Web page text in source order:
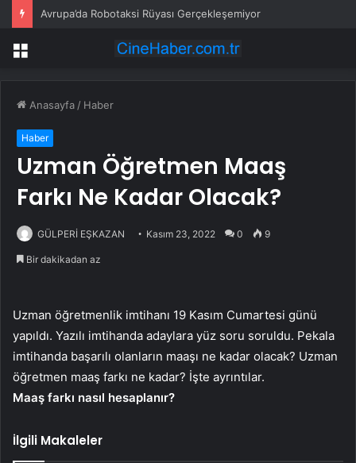
Avrupa’da Robotaksi Rüyası Gerçekleşemiyor
Menü
Anasayfa / Haber
Haber
Uzman Öğretmen Maaş
Farkı Ne Kadar Olacak?
GÜLPERİ EŞKAZAN Kasım 23, 2022 0 9
Bir dakikadan az
Uzman öğretmenlik imtihanı 19 Kasım Cumartesi günü
yapıldı. Yazılı imtihanda adaylara yüz soru soruldu. Pekala
imtihanda başarılı olanların maaşı ne kadar olacak? Uzman
öğretmen maaş farkı ne kadar? İşte ayrıntılar.
Maaş farkı nasıl hesaplanır?
İlgili Makaleler